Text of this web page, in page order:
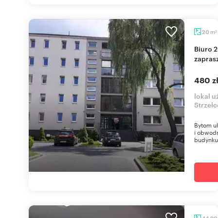
20 m2
Biuro 20 m² przy A1, bezpłatny internet, parking
480
lokal
Bytom
i